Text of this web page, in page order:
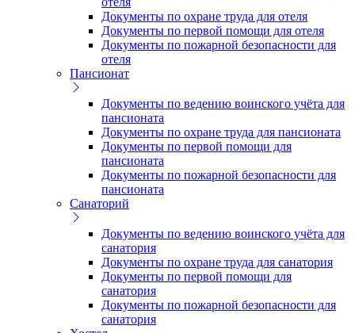
Документы по охране труда для отеля
Документы по первой помощи для отеля
Документы по пожарной безопасности для
отеля
Пансионат
Документы по ведению воинского учёта для
пансионата
Документы по охране труда для пансионата
Документы по первой помощи для
пансионата
Документы по пожарной безопасности для
пансионата
Санаторий
Документы по ведению воинского учёта для
санатория
Документы по охране труда для санатория
Документы по первой помощи для
санатория
Документы по пожарной безопасности для
санатория